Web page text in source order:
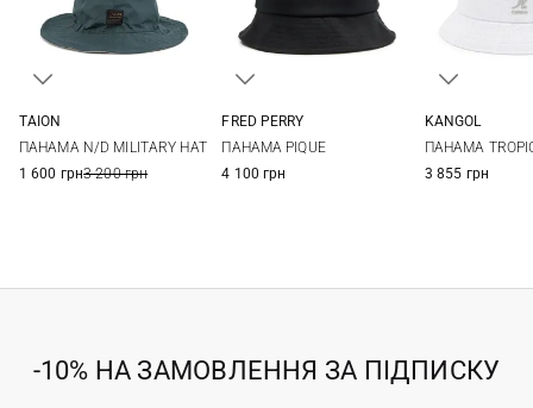
TAION
ПАНАМА N/D MILITARY HAT
1 600 грн3 200 грн
FRED PERRY
ПАНАМА PIQUE
4 100 грн
KANGOL
ПАНАМА
3 855 грн
-10% НА ЗАМОВЛЕННЯ ЗА ПІДПИСКУ